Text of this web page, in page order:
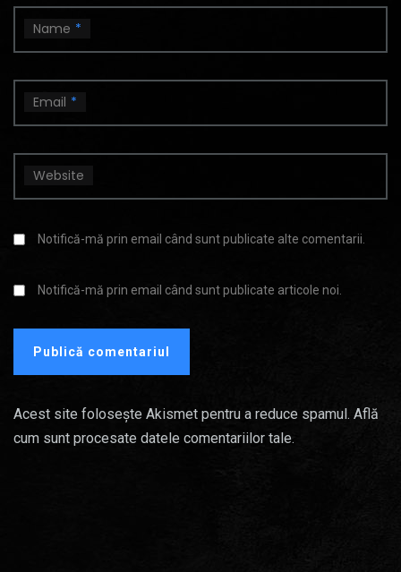
Name *
Email *
Website
Notifică-mă prin email când sunt publicate alte comentarii.
Notifică-mă prin email când sunt publicate articole noi.
Acest site folosește Akismet pentru a reduce spamul. Află
cum sunt procesate datele comentariilor tale.